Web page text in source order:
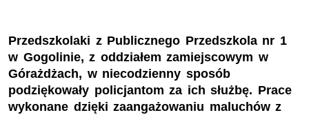
Przedszkolaki z Publicznego Przedszkola nr 1
w Gogolinie, z oddziałem zamiejscowym w
Górażdżach, w niecodzienny sposób
podziękowały policjantom za ich służbę. Prace
wykonane dzięki zaangażowaniu maluchów z